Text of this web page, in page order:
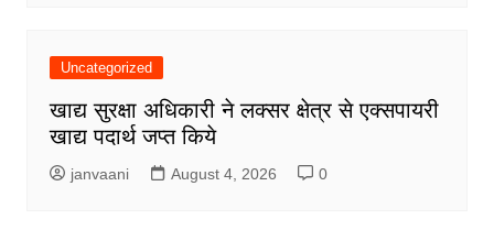
Uncategorized
खाद्य सुरक्षा अधिकारी ने लक्सर क्षेत्र से एक्सपायरी
खाद्य पदार्थ जप्त किये
janvaani August 4, 2026 0